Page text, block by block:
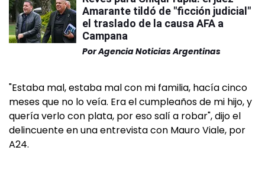
Amarante tildó de "ficción judicial"
el traslado de la causa AFA a
Campana
PorAgencia Noticias Argentinas
"Estaba mal, estaba mal con mi familia, hacía cinco
meses que no lo veía. Era el cumpleaños de mi hijo, y
quería verlo con plata, por eso salí a robar", dijo el
delincuente en una entrevista con Mauro Viale, por
A24.